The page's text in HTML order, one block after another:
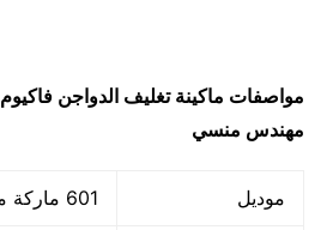
مواصفات ماكينة تغليف الدواجن فاكيوم
مهندس منسي
موديل 601 ماركة مهندس منسي